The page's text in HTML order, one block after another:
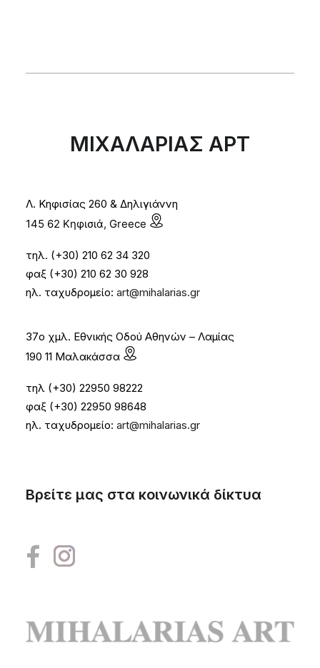
ΜΙΧΑΛΑΡΙΑΣ ΑΡΤ
Λ. Κηφισίας 260 & Δηλιγιάννη
145 62 Κηφισιά, Greece
τηλ. (+30) 210 62 34 320
φαξ (+30) 210 62 30 928
ηλ. ταχυδρομείο: art@mihalarias.gr
37ο χμλ. Εθνικής Οδού Αθηνών – Λαμίας
190 11 Μαλακάσσα
τηλ (+30) 22950 98222
φαξ (+30) 22950 98648
ηλ. ταχυδρομείο: art@mihalarias.gr
Βρείτε μας στα κοινωνικά δίκτυα